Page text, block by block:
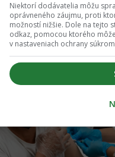
Niektorí dodávatelia môžu
oprávneného záujmu, proti
možností nižšie. Dole na tejto
odkaz, pomocou ktorého
v nastaveniach ochrany